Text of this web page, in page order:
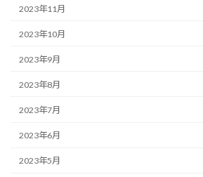
2023年11月
2023年10月
2023年9月
2023年8月
2023年7月
2023年6月
2023年5月